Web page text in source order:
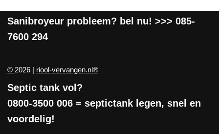
Sanibroyeur probleem? bel nu! >>> 085-
7600 294
© 2026 | riool-vervangen.nl®
Septic tank vol?
0800-3500 006 = septictank legen, snel en
voordelig!